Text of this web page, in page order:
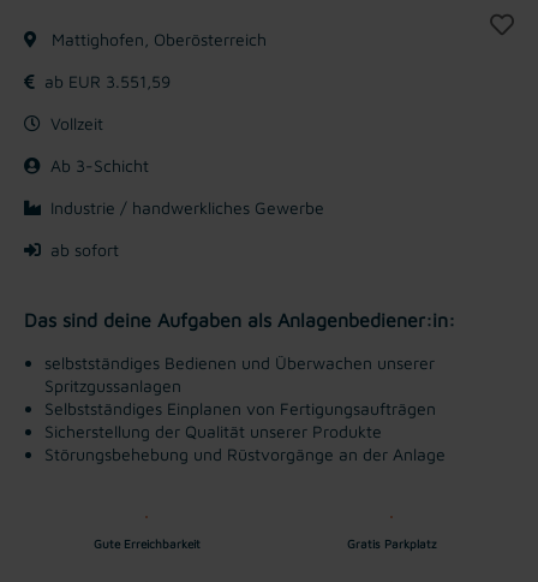
Mattighofen, Oberösterreich
ab EUR 3.551,59
Vollzeit
Ab 3-Schicht
Industrie / handwerkliches Gewerbe
ab sofort
Das sind deine Aufgaben als Anlagenbediener:in:
selbstständiges Bedienen und Überwachen unserer
Spritzgussanlagen
Selbstständiges Einplanen von Fertigungsaufträgen
Sicherstellung der Qualität unserer Produkte
Störungsbehebung und Rüstvorgänge an der Anlage
Gute Erreichbarkeit Gratis Parkplatz